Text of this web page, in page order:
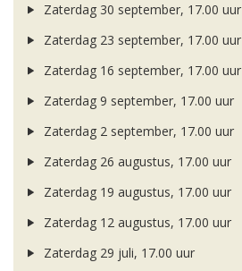
Zaterdag 30 september, 17.00 uur
Zaterdag 23 september, 17.00 uur
Zaterdag 16 september, 17.00 uur
Zaterdag 9 september, 17.00 uur
Zaterdag 2 september, 17.00 uur
Zaterdag 26 augustus, 17.00 uur
Zaterdag 19 augustus, 17.00 uur
Zaterdag 12 augustus, 17.00 uur
Zaterdag 29 juli, 17.00 uur